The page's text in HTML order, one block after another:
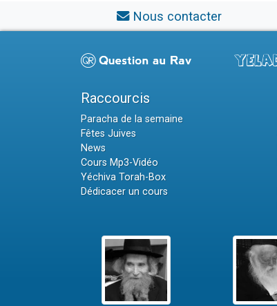
Nous contacter
Raccourcis
Paracha de la semaine
Fêtes Juives
News
Cours Mp3-Vidéo
Yéchiva Torah-Box
Dédicacer un cours